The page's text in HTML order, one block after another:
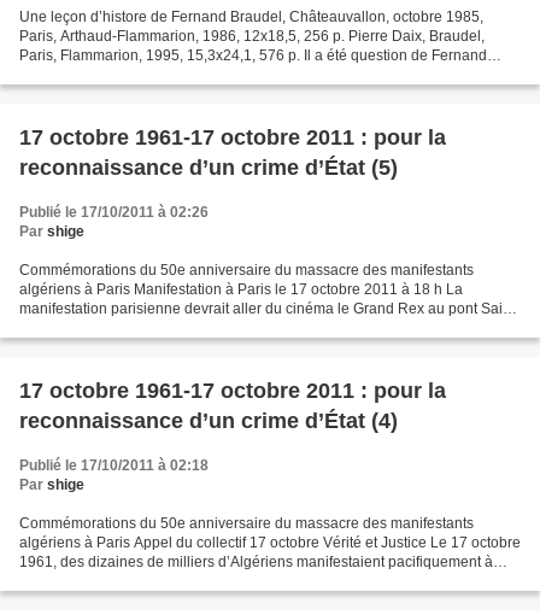
Une leçon d’histore de Fernand Braudel, Châteauvallon, octobre 1985,
Paris, Arthaud-Flammarion, 1986, 12x18,5, 256 p. Pierre Daix, Braudel,
Paris, Flammarion, 1995, 15,3x24,1, 576 p. Il a été question de Fernand
17 octobre 1961-17 octobre 2011 : pour la
reconnaissance d’un crime d’État (5)
Publié le 17/10/2011 à 02:26
Par shige
Commémorations du 50e anniversaire du massacre des manifestants
algériens à Paris Manifestation à Paris le 17 octobre 2011 à 18 h La
manifestation parisienne devrait aller du cinéma le Grand Rex au pont Saint-
17 octobre 1961-17 octobre 2011 : pour la
reconnaissance d’un crime d’État (4)
Publié le 17/10/2011 à 02:18
Par shige
Commémorations du 50e anniversaire du massacre des manifestants
algériens à Paris Appel du collectif 17 octobre Vérité et Justice Le 17 octobre
1961, des dizaines de milliers d’Algériens manifestaient pacifiquement à